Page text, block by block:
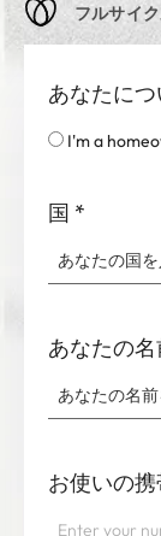
フルサイ
あなたにつ
I'm a
国 *
あなたの
お使いの